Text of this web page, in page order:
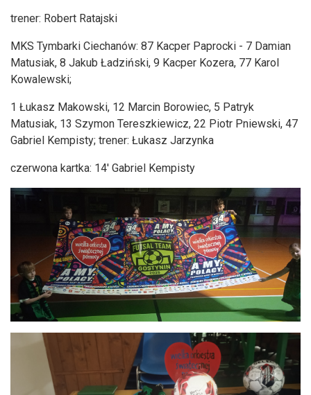
trener: Robert Ratajski
MKS Tymbarki Ciechanów: 87 Kacper Paprocki - 7 Damian
Matusiak, 8 Jakub Ładziński, 9 Kacper Kozera, 77 Karol
Kowalewski;
1 Łukasz Makowski, 12 Marcin Borowiec, 5 Patryk
Matusiak, 13 Szymon Tereszkiewicz, 22 Piotr Pniewski, 47
Gabriel Kempisty; trener: Łukasz Jarzynka
czerwona kartka: 14' Gabriel Kempisty